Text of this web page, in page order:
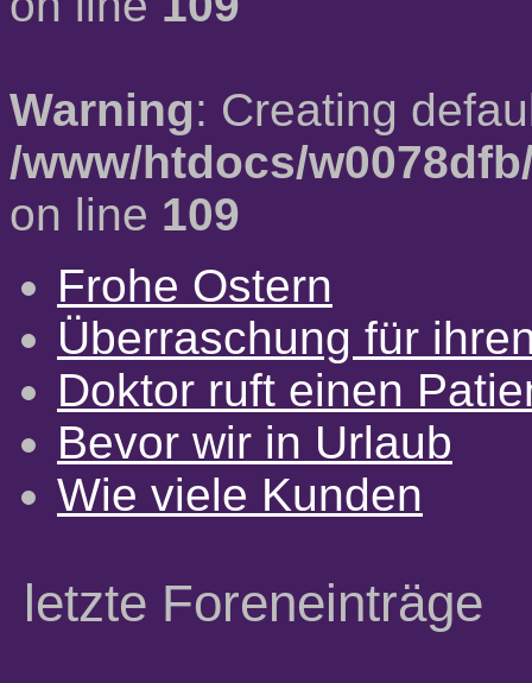
Warning: Creating
/www/htdocs/
on line 109
Frohe Ostern
Überraschung für
Doktor ruft einen
Bevor wir in Urlaub
Wie viele Kunden
letzte Foreneinträge